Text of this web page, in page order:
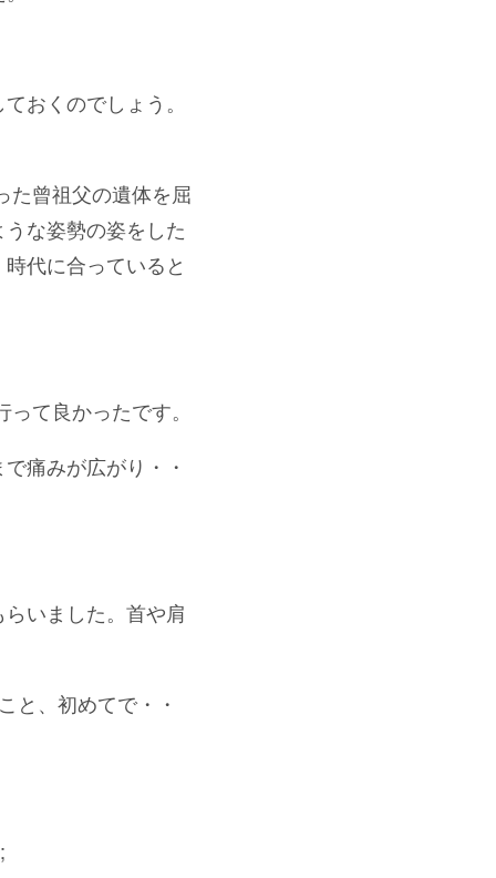
おくのでしょう。
た曾祖父の遺体を屈
な姿勢の姿をした
代に合っていると
て良かったです。
痛みが広がり・・
いました。首や肩
と、初めてで・・